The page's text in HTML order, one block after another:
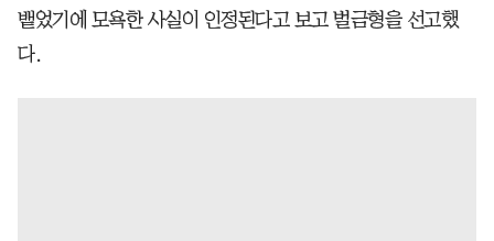
뱉었기에 모욕한 사실이 인정된다고 보고 벌금형을 선고했
다.